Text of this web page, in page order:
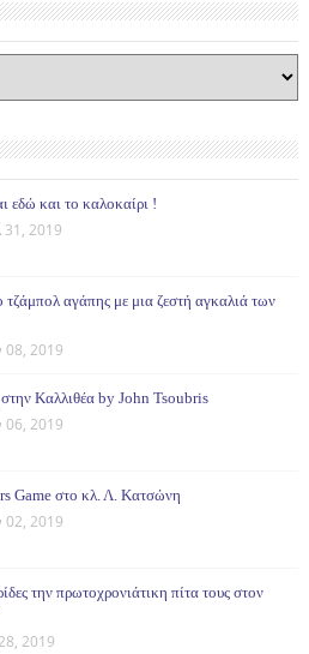
εδώ και το καλοκαίρι !
31, 2019
τζάμπολ αγάπης με μια ζεστή αγκαλιά των
08, 2019
Καλλιθέα by John Tsoubris
06, 2019
Game στο κλ. Λ. Κατσώνη
02, 2019
την πρωτοχρονιάτικη πίτα τους στον
2019